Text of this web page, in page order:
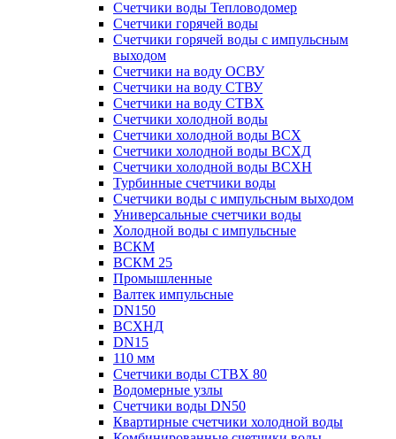
Счетчики воды Тепловодомер
Счетчики горячей воды
Счетчики горячей воды с импульсным
выходом
Счетчики на воду ОСВУ
Счетчики на воду СТВУ
Счетчики на воду СТВХ
Счетчики холодной воды
Счетчики холодной воды ВСХ
Счетчики холодной воды ВСХД
Счетчики холодной воды ВСХН
Турбинные счетчики воды
Счетчики воды с импульсным выходом
Универсальные счетчики воды
Холодной воды с импульсные
ВСКМ
ВСКМ 25
Промышленные
Валтек импульсные
DN150
ВСХНД
DN15
110 мм
Счетчики воды СТВХ 80
Водомерные узлы
Счетчики воды DN50
Квартирные счетчики холодной воды